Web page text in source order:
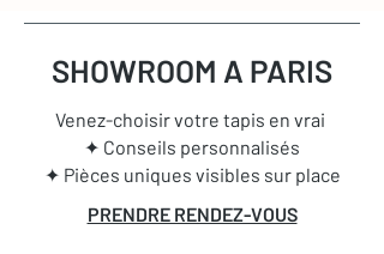
SHOWROOM A PARIS
Venez-choisir votre tapis en vrai
✦ Conseils personnalisés
✦ Pièces uniques visibles sur place
PRENDRE RENDEZ-VOUS